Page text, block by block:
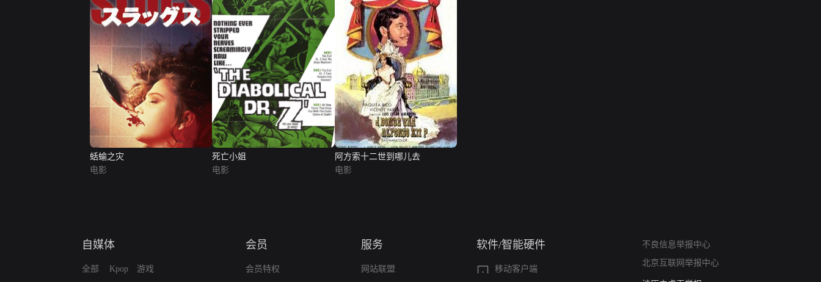
蛞蝓之灾
电影
死亡小姐
电影
阿方索十二世到哪儿去
电影
自媒体
全部 Kpop 游戏
会员
会员特权
服务
网站联盟
软件/智能硬件
移动客户端
不良信息举报中心
北京互联网举报中心
亚运会举报专区